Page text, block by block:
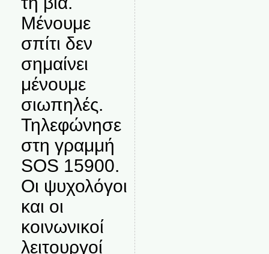
Μένουμε
σπίτι δεν
σημαίνει
μένουμε
σιωπηλές.
Τηλεφώνησε
στη γραμμή
SOS 15900.
Οι ψυχολόγοι
και οι
κοινωνικοί
λειτουργοί